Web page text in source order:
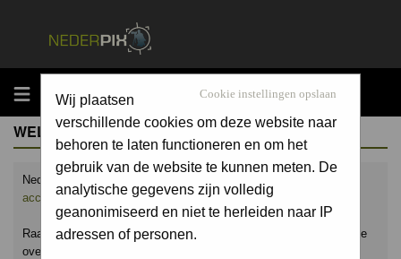
MENU Cookie instellingen opslaan
Wij plaatsen
verschillende cookies om deze website naar
behoren te laten functioneren en om het
gebruik van de website te kunnen meten. De
analytische gegevens zijn volledig
geanonimiseerd en niet te herleiden naar IP
adressen of personen.
WELCOME GUEST
Nederpix.nl is hét platform voor de natuurfotograaf.
account aanen upload ook jouw mooiste foto's.
Raak geïnspireerd door het werk van anderen en leer en praat mee
over alles wat bij natuurfotografie komt kijken!